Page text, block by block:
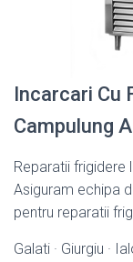
Incarcari Cu
Campulung
Reparatii frigidere
Asiguram echipa
pentru reparatii
Galati · Giurgiu ·